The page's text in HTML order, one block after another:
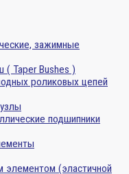
зажимные
( Taper Bushes )
роликовых цепей
подшипники
элементом (эластичной